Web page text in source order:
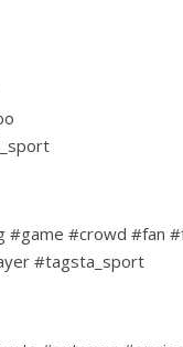
#crowd #fan
#tagsta_sport